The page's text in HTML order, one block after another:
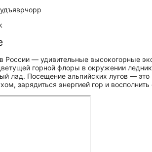
России — удивительные высокогорные
горной флоры в окружении
лад. Посещение альпийских лугов —
зарядиться энергией гор и